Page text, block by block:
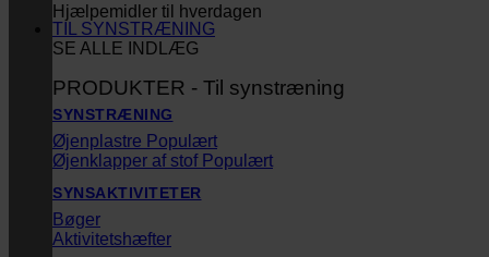
Hjælpemidler til hverdagen
SE ALLE INDLÆG
TIL SYNSTRÆNING
PRODUKTER - Til synstræning
SYNSTRÆNING
Øjenplastre
Øjenklapper af stof
SYNSAKTIVITETER
Bøger
Aktivitetshæfter